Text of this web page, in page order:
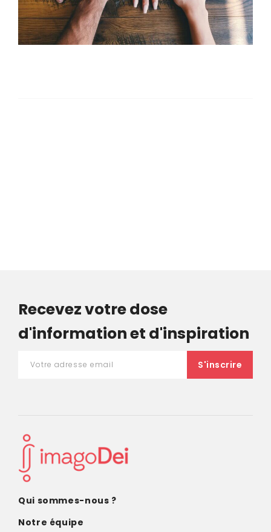
Recevez votre dose
d'information et d'inspiration
Qui sommes-nous ?
Notre équipe